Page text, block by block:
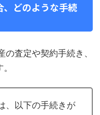
、どのような手続
査定や契約手続き、
、以下の手続きが